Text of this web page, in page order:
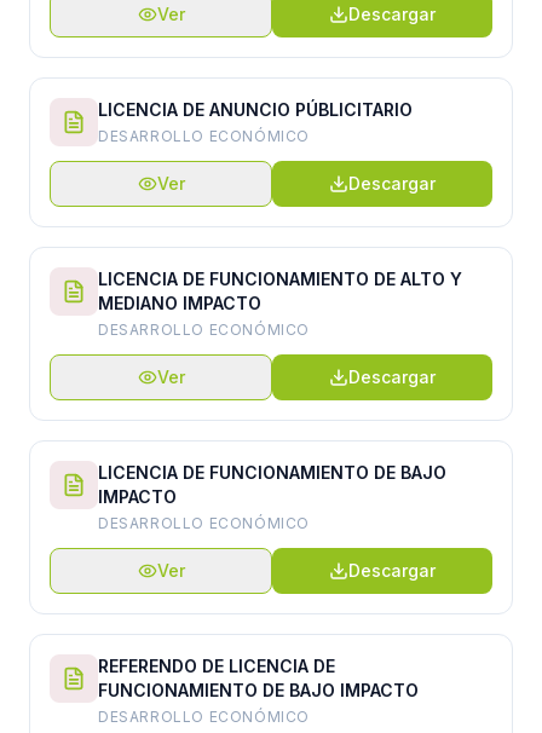
Ver Descargar
LICENCIA DE ANUNCIO PÚBLICITARIO
DESARROLLO ECONÓMICO
Ver Descargar
LICENCIA DE FUNCIONAMIENTO DE ALTO Y
MEDIANO IMPACTO
DESARROLLO ECONÓMICO
Ver Descargar
LICENCIA DE FUNCIONAMIENTO DE BAJO
IMPACTO
DESARROLLO ECONÓMICO
Ver Descargar
REFERENDO DE LICENCIA DE
FUNCIONAMIENTO DE BAJO IMPACTO
DESARROLLO ECONÓMICO